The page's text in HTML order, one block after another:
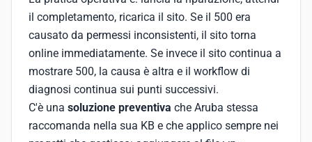
il completamento, ricarica il sito. Se il 500 era
causato da permessi inconsistenti, il sito torna
online immediatamente. Se invece il sito continua a
mostrare 500, la causa è altra e il workflow di
diagnosi continua sui punti successivi.
C'è una soluzione preventiva che Aruba stessa
raccomanda nella sua KB e che applico sempre nei